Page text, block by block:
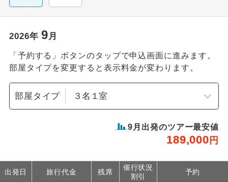
2026年 9 月
「予約する」ボタンのタップで申込画面に進みます。
部屋タイプを変更すると表示料金が変わります。
部屋タイプ
9 月出発のツアー最安値
189,000 円
出発日 旅行代金 残席
催行状況
割引
予約